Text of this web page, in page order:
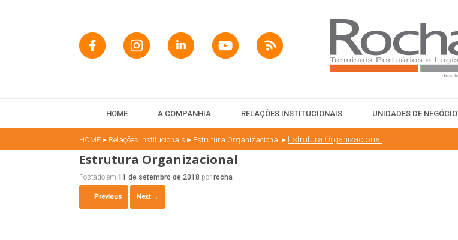
HOME A COMPANHIA RELAÇÕES INSTITUCIONAIS UNIDADES DE NEGÓCIO
HOME ▸ Relações Institucionais ▸ Estrutura Organizacional ▸ Estrutura Organizacional
Estrutura Organizacional
Postado em 11 de setembro de 2018 por rocha
← Previous Next →